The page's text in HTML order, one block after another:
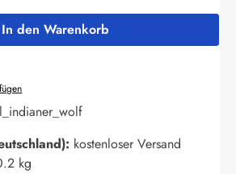
In den Warenkorb
kostenloser Versand
kg